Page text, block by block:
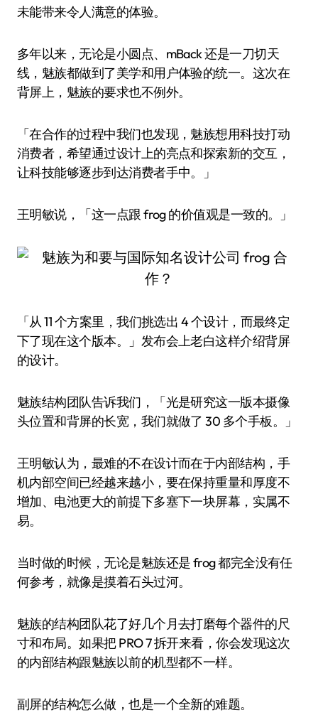
未能带来令人满意的体验。
多年以来，无论是小圆点、mBack 还是一刀切天
线，魅族都做到了美学和用户体验的统一。这次在
背屏上，魅族的要求也不例外。
「在合作的过程中我们也发现，魅族想用科技打动
消费者，希望通过设计上的亮点和探索新的交互，
让科技能够逐步到达消费者手中。」
王明敏说，「这一点跟 frog 的价值观是一致的。」
「从 11 个方案里，我们挑选出 4 个设计，而最终定
下了现在这个版本。」发布会上老白这样介绍背屏
的设计。
魅族结构团队告诉我们，「光是研究这一版本摄像
头位置和背屏的长宽，我们就做了 30 多个手板。」
王明敏认为，最难的不在设计而在于内部结构，手
机内部空间已经越来越小，要在保持重量和厚度不
增加、电池更大的前提下多塞下一块屏幕，实属不
易。
当时做的时候，无论是魅族还是 frog 都完全没有任
何参考，就像是摸着石头过河。
魅族的结构团队花了好几个月去打磨每个器件的尺
寸和布局。如果把 PRO 7 拆开来看，你会发现这次
的内部结构跟魅族以前的机型都不一样。
副屏的结构怎么做，也是一个全新的难题。